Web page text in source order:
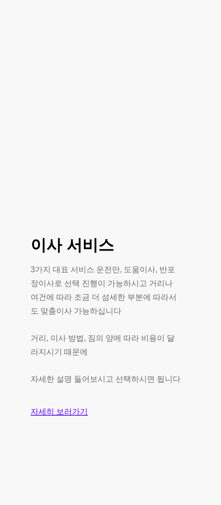
이사 서비스
3가지 대표 서비스 운전만, 도움이사, 반포
장이사로 선택 진행이 가능하시고 거리나
여건에 따라 조금 더 섬세한 부분에 따라서
도 맞춤이사 가능하십니다
거리, 이사 방법, 짐의 양에 따라 비용이 달
라지시기 때문에
자세한 설명 들어보시고 선택하시면 됩니다
자세히 보러가기